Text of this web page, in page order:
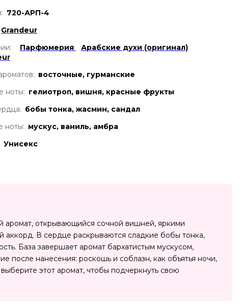
720-АРП-4
Grandeur
Парфюмерия
Арабские духи (оригинал)
восточные, гурманские
ноты: гелиотроп, вишня, красные фрукты
бобы тонка, жасмин, сандал
ноты: мускус, ваниль, амбра
Унисекс
аромат, открывающийся сочной вишней, яркими
В сердце раскрываются сладкие бобы тонка,
База завершает аромат бархатистым мускусом,
после нанесения: роскошь и соблазн, как объятья ночи,
этот аромат, чтобы подчеркнуть свою